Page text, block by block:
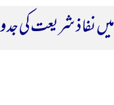
میں نفاذ شریعت کی